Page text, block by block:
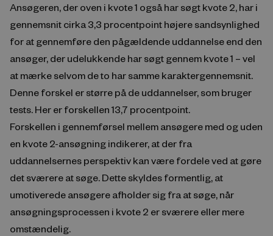
Ansøgeren, der oven i kvote 1 også har søgt kvote 2, har i
gennemsnit cirka 3,3 procentpoint højere sandsynlighed
for at gennemføre den pågældende uddannelse end den
ansøger, der udelukkende har søgt gennem kvote 1 – vel
at mærke selvom de to har samme karaktergennemsnit.
Denne forskel er større på de uddannelser, som bruger
tests. Her er forskellen 13,7 procentpoint.
Forskellen i gennemførsel mellem ansøgere med og uden
en kvote 2-ansøgning indikerer, at der fra
uddannelsernes perspektiv kan være fordele ved at gøre
det sværere at søge. Dette skyldes formentlig, at
umotiverede ansøgere afholder sig fra at søge, når
ansøgningsprocessen i kvote 2 er sværere eller mere
omstændelig.